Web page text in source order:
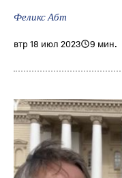
Феликс Абт
втр 18 июл 2023 9 мин.